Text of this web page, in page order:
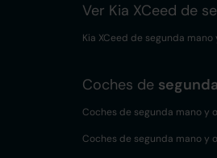
Ver Kia XCeed de
Kia XCeed de segunda mano
Coches de
Coches de segunda mano y
Coches de segunda mano y